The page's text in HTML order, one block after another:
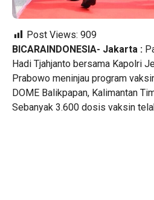
Post Views: 909
BICARAINDONESIA- Jakarta :
Hadi Tjahjanto bersama Kapolri
Prabowo meninjau program
DOME Balikpapan, Kalimantan
Sebanyak 3.600 dosis vaksin